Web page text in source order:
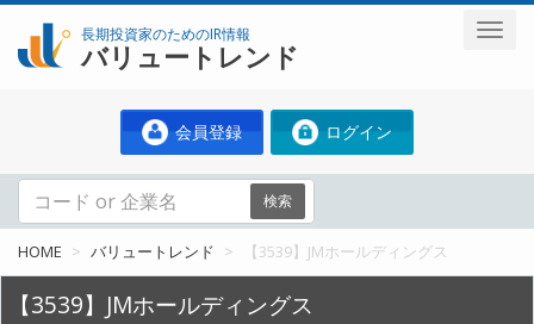
長期投資家のためのIR情報
バリュートレンド
会員登録 ログイン
検索
HOME バリュートレンド 【3539】JMホールディングス
【3539】JMホールディングス